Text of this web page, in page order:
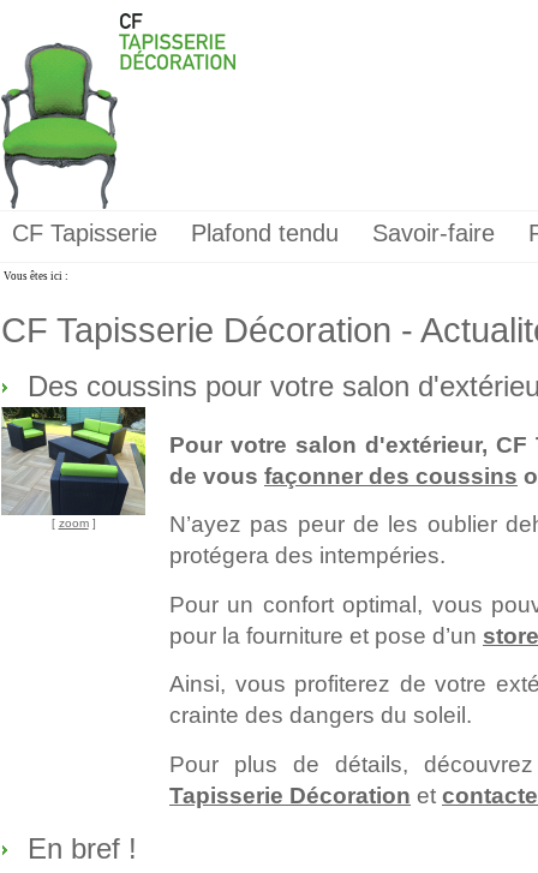
CF Tapisserie Plafond tendu Savoir-faire
Vous êtes ici :
CF Tapisserie Décoration -
Des coussins pour votre salon
[ zoom]
Pour votre salon d'extérieur,
de vous façonner des coussins
N’ayez pas peur de les oublier
protégera des intempéries.
Pour un confort optimal, vous
pour la fourniture et pose d’un store
Ainsi, vous profiterez de votre
crainte des dangers du soleil.
Pour plus de détails,
Tapisserie Décoration et
En bref !